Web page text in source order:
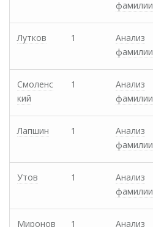
фамилии
Лутков 1
Анализ
фамилии
Смоленс
кий
1
Анализ
фамилии
Лапшин 1
Анализ
фамилии
Утов 1
Анализ
фамилии
Миронов 1
Анализ